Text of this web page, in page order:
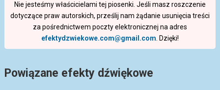
Nie jesteśmy właścicielami tej piosenki. Jeśli masz roszczenie
dotyczące praw autorskich, prześlij nam żądanie usunięcia treści
za pośrednictwem poczty elektronicznej na adres
efektydzwiekowe.com@gmail.com . Dzięki!
Powiązane efekty dźwiękowe